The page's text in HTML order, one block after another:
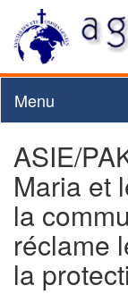
Menu
ASIE/
Maria et
la
réclame
la